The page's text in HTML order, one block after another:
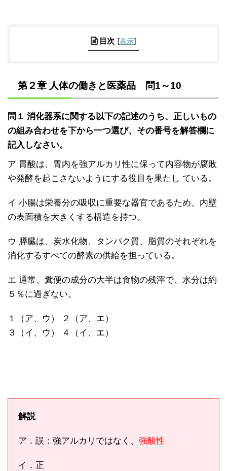
目次 [表示]
第２章 人体の働きと医薬品 問1～10
問１ 消化器系に関する以下の記述のうち、正しいもの
の組み合わせを下から一つ選び、その番号を解答欄に
記入しなさい。
ア 胃酸は、胃内を強アルカリ性に保って内容物が腐敗
や発酵を起こさないようにする役目を果たし ている。
イ 小腸は栄養分の吸収に重要な器官であるため、内壁
の表面積を大きくする構造を持つ。
ウ 膵臓は、炭水化物、タンパク質、脂質のそれぞれを
消化するすべての酵素の供給を担っている。
エ 通常、糞便の成分の大半は食物の残滓で、水分は約
５％に過ぎない。
１（ア、ウ） ２（ア、エ）
３（イ、ウ） ４（イ、エ）
解説
ア．誤：強アルカリではなく、 強酸性
イ．正